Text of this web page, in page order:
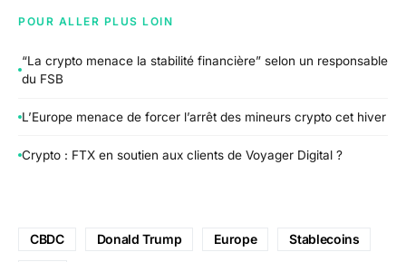
POUR ALLER PLUS LOIN
“La crypto menace la stabilité financière” selon un responsable
du FSB
L’Europe menace de forcer l’arrêt des mineurs crypto cet hiver
Crypto : FTX en soutien aux clients de Voyager Digital ?
CBDC Donald Trump Europe Stablecoins